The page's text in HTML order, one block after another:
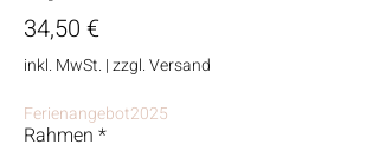
34,50 €Preis
inkl. MwSt. |zzgl. Versand
Ferienangebot2025
Rahmen *